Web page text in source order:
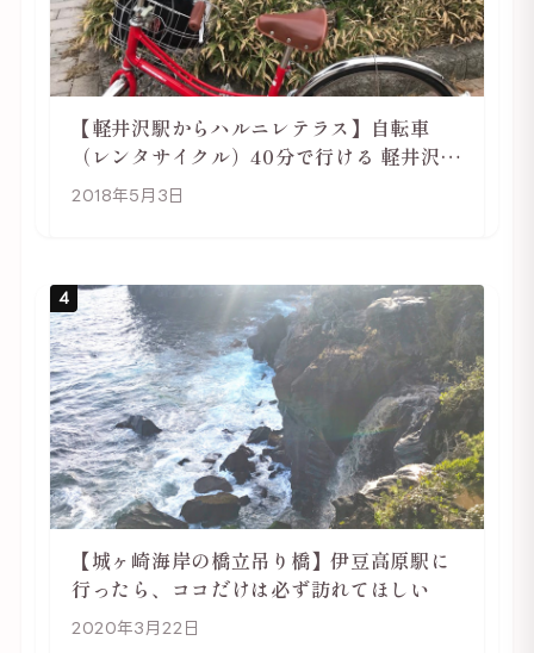
【軽井沢駅からハルニレテラス】自転車
（レンタサイクル）40分で行ける 軽井沢旅
行は自転車利用がおススメ
2018年5月3日
4
【城ヶ崎海岸の橋立吊り橋】伊豆高原駅に
行ったら、ココだけは必ず訪れてほしい
2020年3月22日